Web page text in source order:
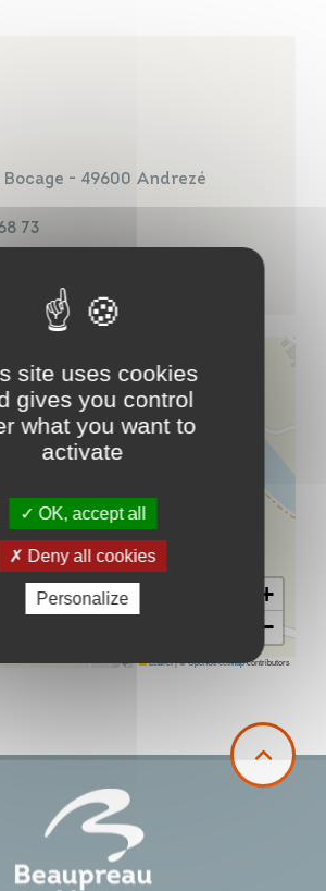
Bocage - 49600 Andrezé
73
+
−
Leaflet|©OpenStreetMapcontributors
site uses cookies
gives you control
what you want to
activate
OK, accept all
Deny all cookies
Personalize